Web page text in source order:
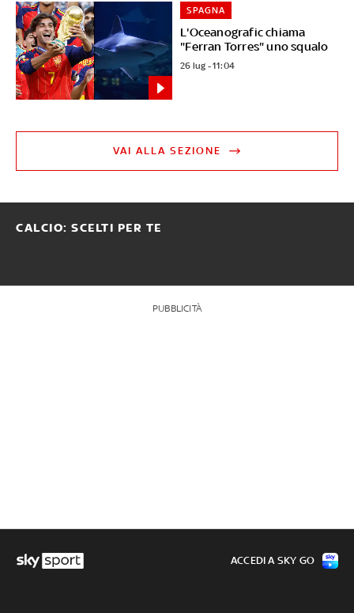
L'Oceanografic chiama
"Ferran Torres" uno squalo
SPAGNA
26 lug - 11:04
VAI ALLA SEZIONE
CALCIO: SCELTI PER TE
PUBBLICITÀ
ACCEDI A SKY GO